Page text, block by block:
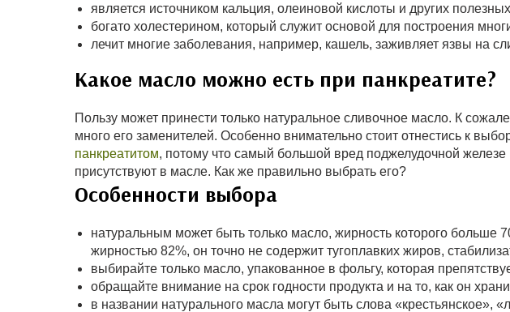
является источником кальция, олеиновой кислоты и других
богато холестерином, который служит основой для построения
лечит многие заболевания, например, кашель, заживляет язвы на
Какое масло можно есть при панкреатите?
Пользу может принести только натуральное сливочное масло. К
много его заменителей. Особенно внимательно стоит отнестись к
панкреатитом, потому что самый большой вред поджелудочной железе
присутствуют в масле. Как же правильно выбрать его?
Особенности выбора
натуральным может быть только масло, жирность которого больше
жирностью 82%, он точно не содержит тугоплавких жиров,
выбирайте только масло, упакованное в фольгу, которая
обращайте внимание на срок годности продукта и на то, как он
в названии натурального масла могут быть слова «крестьянское»,